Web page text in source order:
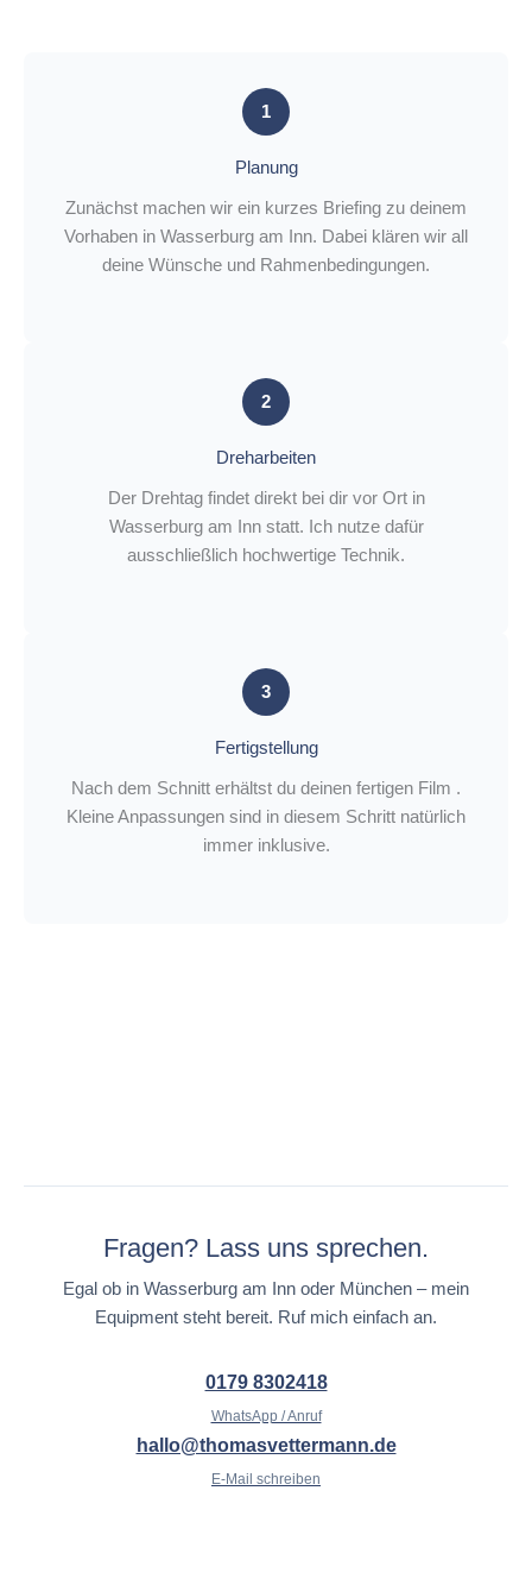
1
Planung
Zunächst machen wir ein kurzes Briefing zu deinem
Vorhaben in Wasserburg am Inn. Dabei klären wir all
deine Wünsche und Rahmenbedingungen.
2
Dreharbeiten
Der Drehtag findet direkt bei dir vor Ort in
Wasserburg am Inn statt. Ich nutze dafür
ausschließlich hochwertige Technik.
3
Fertigstellung
Nach dem Schnitt erhältst du deinen fertigen Film .
Kleine Anpassungen sind in diesem Schritt natürlich
immer inklusive.
Fragen? Lass uns sprechen.
Egal ob in Wasserburg am Inn oder München – mein
Equipment steht bereit. Ruf mich einfach an.
0179 8302418
WhatsApp / Anruf
hallo@thomasvettermann.de
E-Mail schreiben